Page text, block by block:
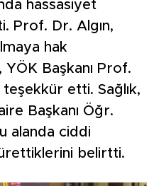
hassasiyet
Prof. Dr. Algın,
hak
YÖK Başkanı Prof.
teşekkür etti. Sağlık,
Başkanı Öğr.
alanda ciddi
belirtti.